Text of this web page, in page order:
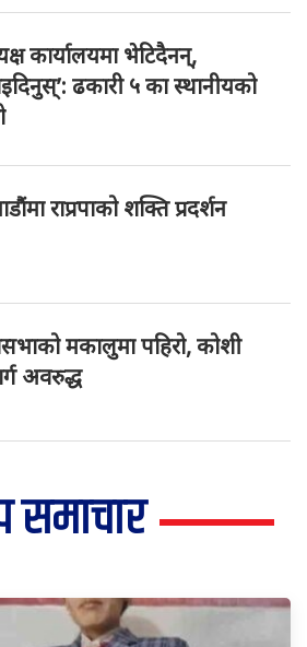
कार्यालयमा भेटिदैनन्,
ढकारी ५ का स्थानीयको
राप्रपाको शक्ति प्रदर्शन
मकालुमा पहिरो, कोशी
अवरुद्ध
समाचार